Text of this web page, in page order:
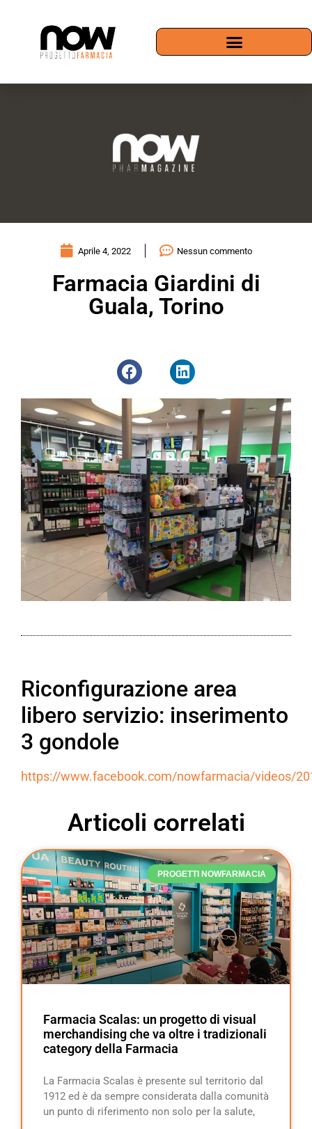
Aprile 4, 2022 Nessun commento
Farmacia Giardini di
Guala, Torino
Riconfigurazione area
libero servizio: inserimento
3 gondole
https://www.facebook.com/nowfarmacia/videos/
Articoli correlati
PROGETTI NOWFARMACIA
Farmacia Scalas: un progetto di visual
merchandising che va oltre i tradizionali
category della Farmacia
La Farmacia Scalas è presente sul territorio dal
1912 ed è da sempre considerata dalla comunità
un punto di riferimento non solo per la salute,